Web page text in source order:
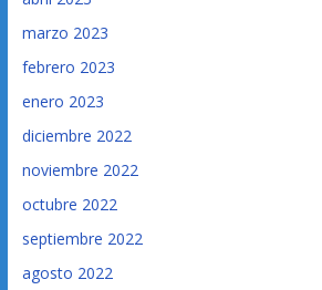
marzo 2023
febrero 2023
enero 2023
diciembre 2022
noviembre 2022
octubre 2022
septiembre 2022
agosto 2022